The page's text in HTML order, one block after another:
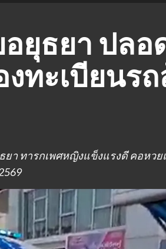
ยุธยา ปลอ
ทะเบียนร
า ทารกเพศหญิงแข็งแรงดี คอหว